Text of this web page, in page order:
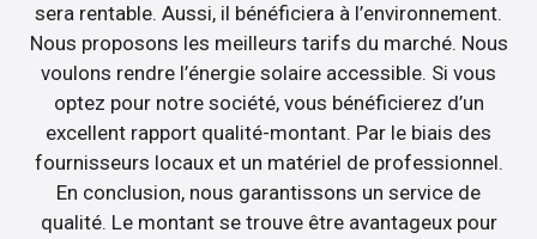
sera rentable. Aussi, il bénéficiera à l’environnement.
Nous proposons les meilleurs tarifs du marché. Nous
voulons rendre l’énergie solaire accessible. Si vous
optez pour notre société, vous bénéficierez d’un
excellent rapport qualité-montant. Par le biais des
fournisseurs locaux et un matériel de professionnel.
En conclusion, nous garantissons un service de
qualité. Le montant se trouve être avantageux pour